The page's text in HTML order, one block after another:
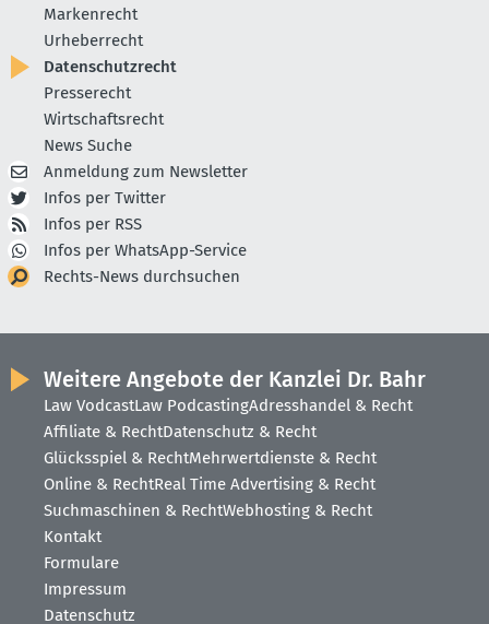
Markenrecht
Urheberrecht
Datenschutzrecht
Presserecht
Wirtschaftsrecht
News Suche
Anmeldung zum Newsletter
Infos per Twitter
Infos per RSS
Infos per WhatsApp-Service
Rechts-News durchsuchen
Weitere Angebote der Kanzlei Dr. Bahr
Law VodcastLaw PodcastingAdresshandel & Recht
Affiliate & RechtDatenschutz & Recht
Glücksspiel & RechtMehrwertdienste & Recht
Online & RechtReal Time Advertising & Recht
Suchmaschinen & RechtWebhosting & Recht
Kontakt
Formulare
Impressum
Datenschutz